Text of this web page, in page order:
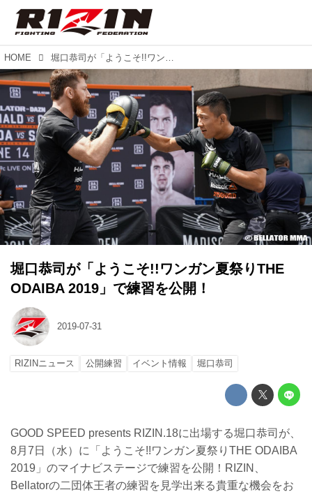
HOME 堀口恭司が「ようこそ!!ワンガン夏祭りTHE ODAIBA 2019」で練習を公開！
堀口恭司が「ようこそ!!ワンガン夏祭りTHE
ODAIBA 2019」で練習を公開！
2019-07-31
RIZINニュース 公開練習 イベント情報 堀口恭司
GOOD SPEED presents RIZIN.18に出場する堀口恭司が、
8月7日（水）に「ようこそ!!ワンガン夏祭りTHE ODAIBA
2019」のマイナビステージで練習を公開！RIZIN、
Bellatorの二団体王者の練習を見学出来る貴重な機会をお